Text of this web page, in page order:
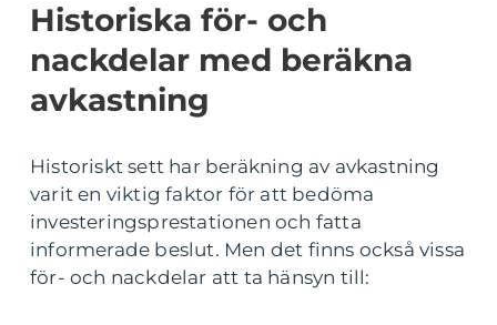
Historiska för- och
nackdelar med beräkna
avkastning
Historiskt sett har beräkning av avkastning
varit en viktig faktor för att bedöma
investeringsprestationen och fatta
informerade beslut. Men det finns också vissa
för- och nackdelar att ta hänsyn till: